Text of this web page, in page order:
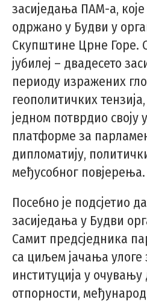
засиједања ПАМ-а, које
одржано у Будви у
Скупштине Црне Горе.
јубилеј – двадесето
периоду изражених
геополитичких
једном потврдио своју
платформе за
дипломатију,
међусобног повјерења.
Посебно је подсјетио
засиједања у Будви
Самит предсједника
са циљем јачања
институција у
отпорности,